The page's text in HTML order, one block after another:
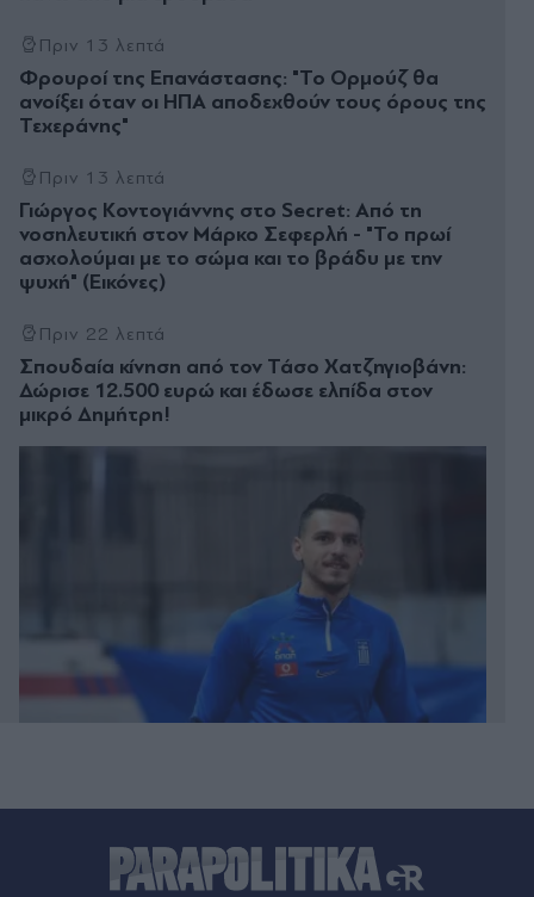
Πριν 13 λεπτά
Φρουροί της Επανάστασης: "Το Ορμούζ θα
ανοίξει όταν οι ΗΠΑ αποδεχθούν τους όρους της
Τεχεράνης"
Πριν 13 λεπτά
Γιώργος Κοντογιάννης στο Secret: Από τη
νοσηλευτική στον Μάρκο Σεφερλή - "Το πρωί
ασχολούμαι με το σώμα και το βράδυ με την
ψυχή" (Εικόνες)
Πριν 22 λεπτά
Σπουδαία κίνηση από τον Τάσο Χατζηγιοβάνη:
Δώρισε 12.500 ευρώ και έδωσε ελπίδα στον
μικρό Δημήτρη!
Σπυρόπουλου και οι επόμενες κινήσεις